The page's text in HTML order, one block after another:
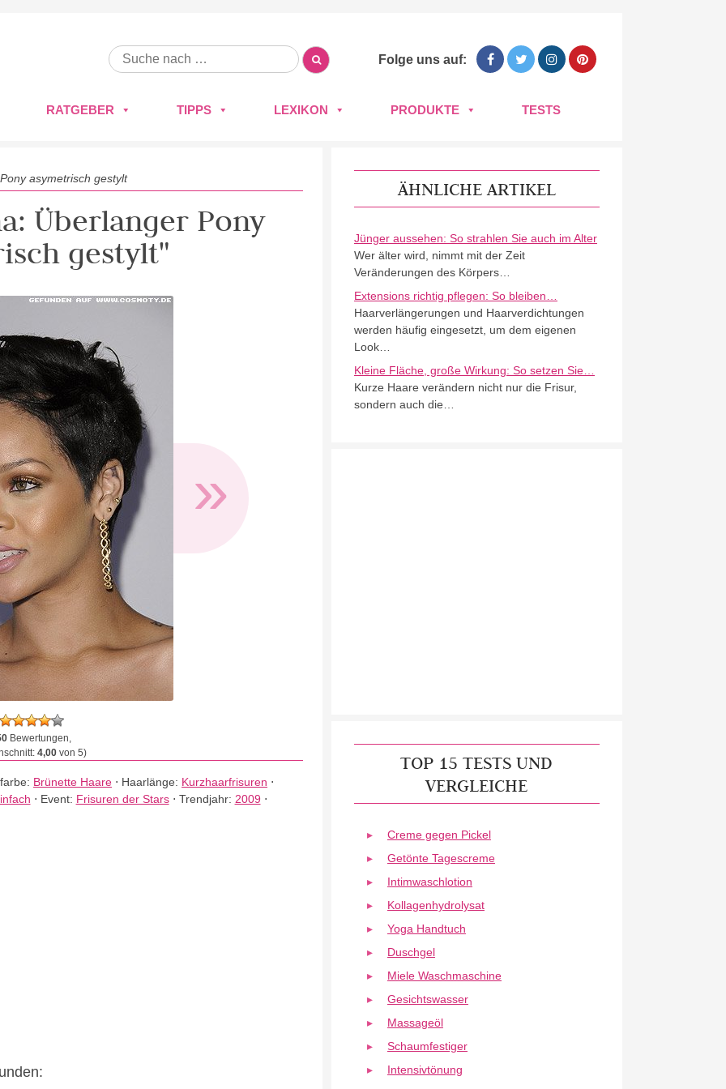
Folge uns auf:
RATGEBER TIPPS LEXIKON PRODUKTE TESTS
asymetrisch gestylt
Überlanger Pony
gestylt"
»
Bewertungen,
4,00von 5)
Brünette Haare ⋅ Haarlänge: Kurzhaarfrisuren ⋅
⋅ Event: Frisuren der Stars⋅ Trendjahr: 2009 ⋅
ÄHNLICHE ARTIKEL
Jünger aussehen: So strahlen Sie auch im Alter
Wer älter wird, nimmt mit der Zeit
Veränderungen des Körpers…
Extensions richtig pflegen: So bleiben…
Haarverlängerungen und Haarverdichtungen
werden häufig eingesetzt, um dem eigenen
Look…
Kleine Fläche, große Wirkung: So setzen Sie…
Kurze Haare verändern nicht nur die Frisur,
sondern auch die…
TOP 15 TESTS UND
VERGLEICHE
Creme gegen Pickel
Getönte Tagescreme
Intimwaschlotion
Kollagenhydrolysat
Yoga Handtuch
Duschgel
Miele Waschmaschine
Gesichtswasser
Massageöl
Schaumfestiger
Intensivtönung